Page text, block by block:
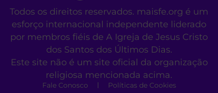
Todos os direitos reservados. maisfe.org é um
esforço internacional independente liderado
por membros fiéis de A Igreja de Jesus Cristo
dos Santos dos Últimos Dias.
Este site não é um site oficial da organização
religiosa mencionada acima.
Fale Conosco Políticas de Cookies